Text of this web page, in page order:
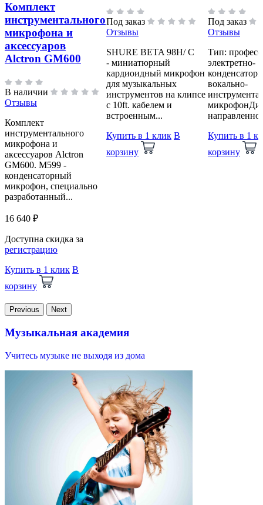
Комплект
инструментального
микрофона и
аксессуаров
Alctron GM600
В наличии
Отзывы
Комплект
инструментального
микрофона и
аксессуаров Alctron
GM600. M599 -
конденсаторный
микрофон, специально
разработанный...
16 640 ₽
Доступна скидка за
регистрацию
Купить в 1 клик В
корзину
Под заказ
Отзывы
SHURE BETA 98Н/ С
- миниатюрный
кардиоидный микрофон
для музыкальных
инструментов на клипсе
с 10ft. кабелем и
встроенным...
Купить в 1 клик В
корзину
Под заказ
Отзывы
Тип:
электретно-
вокально-
Купить в 1
корзину
Previous Next
Музыкальная академия
Учитесь музыке не выходя из дома